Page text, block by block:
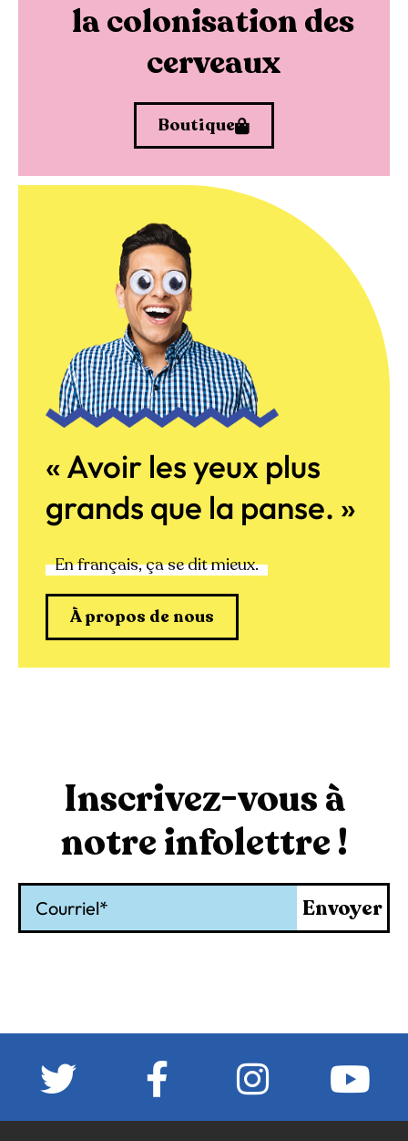
la colonisation des
cerveaux
Boutique
« Avoir les yeux plus
grands que la panse. »
En français, ça se dit mieux.
À propos de nous
Inscrivez-vous à
notre infolettre !
Envoyer